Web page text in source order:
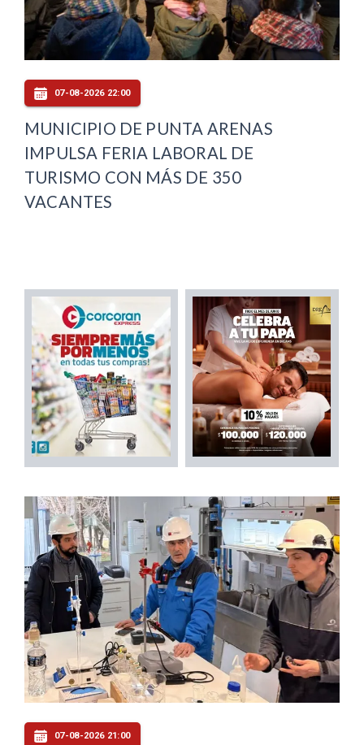
07-08-2026 22:00
MUNICIPIO DE PUNTA ARENAS
IMPULSA FERIA LABORAL DE
TURISMO CON MÁS DE 350
VACANTES
07-08-2026 21:00